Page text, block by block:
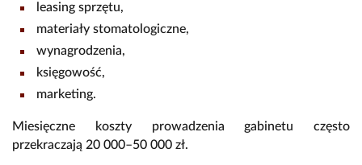
leasing sprzętu,
materiały stomatologiczne,
wynagrodzenia,
księgowość,
marketing.
Miesięczne koszty prowadzenia gabinetu często
przekraczają 20 000–50 000 zł.